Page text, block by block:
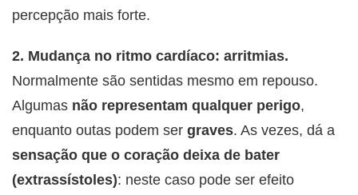
percepção mais forte.
2. Mudança no ritmo cardíaco: arritmias.
Normalmente são sentidas mesmo em repouso.
Algumas não representam qualquer perigo,
enquanto outas podem ser graves. As vezes, dá a
sensação que o coração deixa de bater
(extrassístoles): neste caso pode ser efeito